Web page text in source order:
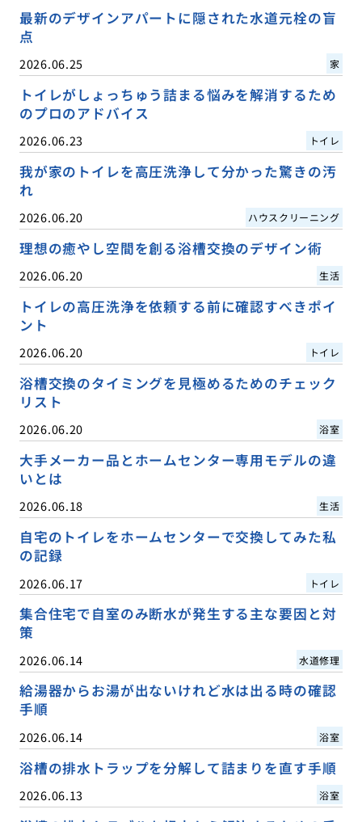
最新のデザインアパートに隠された水道元栓の盲
点
2026.06.25 家
トイレがしょっちゅう詰まる悩みを解消するため
のプロのアドバイス
2026.06.23 トイレ
我が家のトイレを高圧洗浄して分かった驚きの汚
れ
2026.06.20 ハウスクリーニング
理想の癒やし空間を創る浴槽交換のデザイン術
2026.06.20 生活
トイレの高圧洗浄を依頼する前に確認すべきポイ
ント
2026.06.20 トイレ
浴槽交換のタイミングを見極めるためのチェック
リスト
2026.06.20 浴室
大手メーカー品とホームセンター専用モデルの違
いとは
2026.06.18 生活
自宅のトイレをホームセンターで交換してみた私
の記録
2026.06.17 トイレ
集合住宅で自室のみ断水が発生する主な要因と対
策
2026.06.14 水道修理
給湯器からお湯が出ないけれど水は出る時の確認
手順
2026.06.14 浴室
浴槽の排水トラップを分解して詰まりを直す手順
2026.06.13 浴室